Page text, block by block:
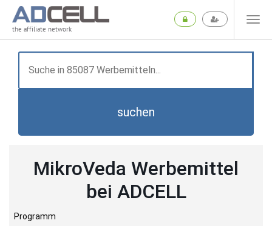
the affiliate network
suchen
MikroVeda Werbemittel
bei ADCELL
Programm